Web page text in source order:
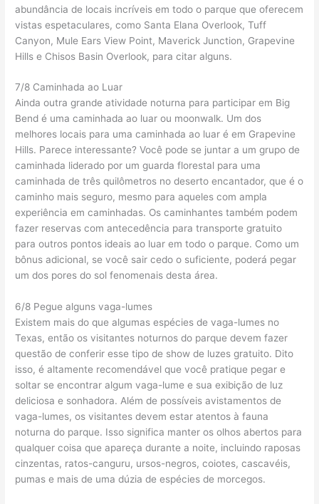
abundância de locais incríveis em todo o parque que oferecem
vistas espetaculares, como Santa Elana Overlook, Tuff
Canyon, Mule Ears View Point, Maverick Junction, Grapevine
Hills e Chisos Basin Overlook, para citar alguns.
7/8 Caminhada ao Luar
Ainda outra grande atividade noturna para participar em Big
Bend é uma caminhada ao luar ou moonwalk. Um dos
melhores locais para uma caminhada ao luar é em Grapevine
Hills. Parece interessante? Você pode se juntar a um grupo de
caminhada liderado por um guarda florestal para uma
caminhada de três quilômetros no deserto encantador, que é o
caminho mais seguro, mesmo para aqueles com ampla
experiência em caminhadas. Os caminhantes também podem
fazer reservas com antecedência para transporte gratuito
para outros pontos ideais ao luar em todo o parque. Como um
bônus adicional, se você sair cedo o suficiente, poderá pegar
um dos pores do sol fenomenais desta área.
6/8 Pegue alguns vaga-lumes
Existem mais do que algumas espécies de vaga-lumes no
Texas, então os visitantes noturnos do parque devem fazer
questão de conferir esse tipo de show de luzes gratuito. Dito
isso, é altamente recomendável que você pratique pegar e
soltar se encontrar algum vaga-lume e sua exibição de luz
deliciosa e sonhadora. Além de possíveis avistamentos de
vaga-lumes, os visitantes devem estar atentos à fauna
noturna do parque. Isso significa manter os olhos abertos para
qualquer coisa que apareça durante a noite, incluindo raposas
cinzentas, ratos-canguru, ursos-negros, coiotes, cascavéis,
pumas e mais de uma dúzia de espécies de morcegos.